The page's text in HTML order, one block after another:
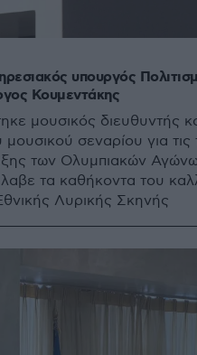
υπουργός
Κουμεντάκης
μουσικός διευθυντής
σεναρίου για τις
των Ολυμπιακών
τα καθήκοντα του
Λυρικής Σκηνής